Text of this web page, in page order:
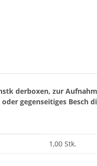
derboxen, zur
gegenseitiges Besch
1,00 Stk.